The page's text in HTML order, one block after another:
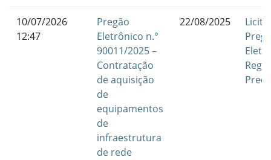
10/07/2026
12:47
Pregão
Eletrônico n.°
90011/2025 –
Contratação
de aquisição
de
equipamentos
de
infraestrutura
de rede
22/08/2025